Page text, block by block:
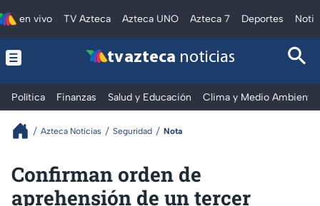
en vivo TV Azteca Azteca UNO Azteca 7 Deportes
tv azteca noticias
Política Finanzas Salud y Educación Clima y Medio Ambiente
Azteca Noticias Seguridad Nota
Confirman orden de
aprehensión de un tercer